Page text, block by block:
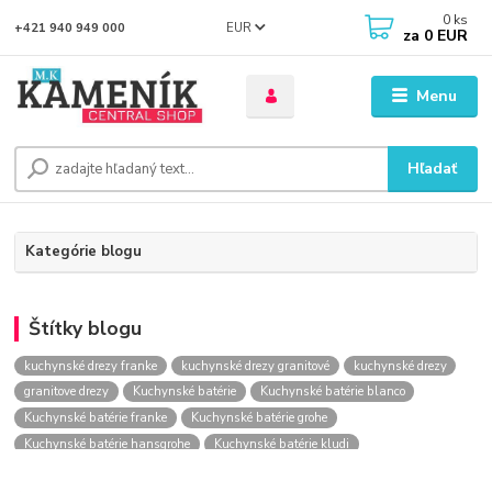
Menu
EUR
Hľadať
+421 940 949 000 0 ks
za 0 EUR
Kategórie blogu
Štítky blogu
kuchynské drezy franke kuchynské drezy granitové
kuchynské drezy
granitove drezy
Kuchynské batérie
Kuchynské batérie blanco
Kuchynské batérie franke
Kuchynské batérie grohe
Kuchynské batérie hansgrohe
Kuchynské batérie kludi